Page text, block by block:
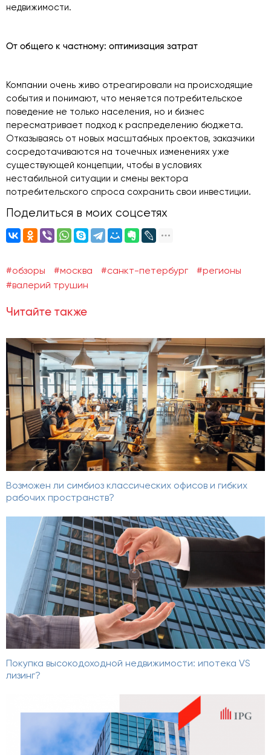
недвижимости.
От общего к частному: оптимизация затрат
Компании очень живо отреагировали на происходящие
события и понимают, что меняется потребительское
поведение не только населения, но и бизнес
пересматривает подход к распределению бюджета.
Отказываясь от новых масштабных проектов, заказчики
сосредотачиваются на точечных изменениях уже
существующей концепции, чтобы в условиях
нестабильной ситуации и смены вектора
потребительского спроса сохранить свои инвестиции.
Поделиться в моих соцсетях
#обзоры #москва #санкт-петербург
#регионы
#валерий трушин
Читайте также
Возможен ли симбиоз классических офисов и гибких
рабочих пространств?
Покупка высокодоходной недвижимости: ипотека VS
лизинг?